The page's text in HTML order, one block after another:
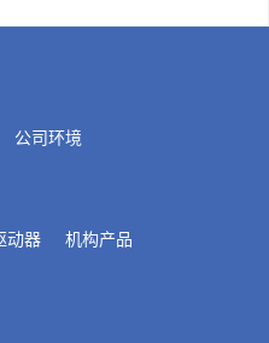
公司环境
动器
机构产品